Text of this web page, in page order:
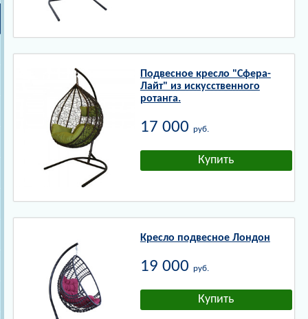
Подвесное кресло "Сфера-
Лайт" из искусственного
ротанга.
17 000 руб.
Кресло подвесное Лондон
19 000 руб.